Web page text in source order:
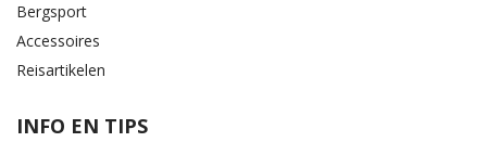
Bergsport
Accessoires
Reisartikelen
INFO EN TIPS